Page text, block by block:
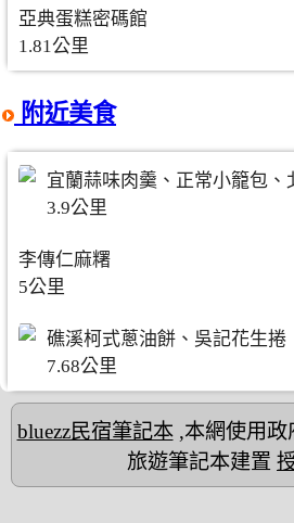
亞典蛋糕密碼館
1.81公里
附近美食
宜蘭蒜味肉羹、正常小籠包、
3.9公里
李傳仁麻糬
5公里
礁溪柯式蔥油餅、吳記花生捲
7.68公里
bluezz民宿筆記本,本網使用政
旅遊筆記本建置